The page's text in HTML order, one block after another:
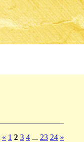
« 1 2 3 4 ... 23 24 »